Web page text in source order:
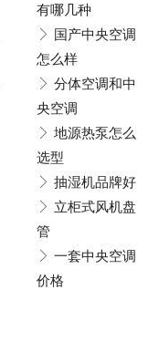
有哪几种
国产中央空调
怎么样
分体空调和中
央空调
地源热泵怎么
选型
抽湿机品牌好
立柜式风机盘
管
一套中央空调
价格